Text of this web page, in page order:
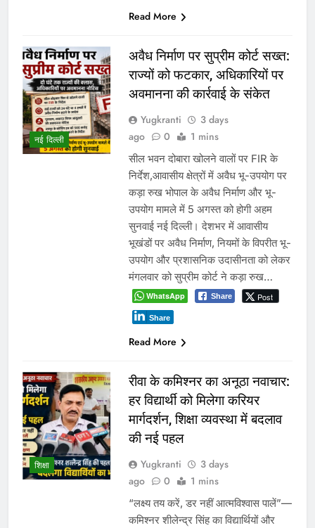
Read More
नई दिल्ली
अवैध निर्माण पर सुप्रीम कोर्ट सख्त:
राज्यों को फटकार, अधिकारियों पर
अवमानना की कार्रवाई के संकेत
Yugkranti
3 days
ago
0 1 mins
सील भवन दोबारा खोलने वालों पर FIR के
निर्देश,आवासीय क्षेत्रों में अवैध भू-उपयोग पर
कड़ा रुख भोपाल के अवैध निर्माण और भू-
उपयोग मामले में 5 अगस्त को होगी अहम
सुनवाई नई दिल्ली। देशभर में आवासीय
भूखंडों पर अवैध निर्माण, नियमों के विपरीत भू-
उपयोग और प्रशासनिक उदासीनता को लेकर
मंगलवार को सुप्रीम कोर्ट ने कड़ा रुख…
WhatsApp Share Post
Share
Read More
शिक्षा
रीवा के कमिश्नर का अनूठा नवाचार:
हर विद्यार्थी को मिलेगा करियर
मार्गदर्शन, शिक्षा व्यवस्था में बदलाव
की नई पहल
Yugkranti
3 days
ago
0 1 mins
“लक्ष्य तय करें, डर नहीं आत्मविश्वास पालें”—
कमिश्नर शीलेन्द्र सिंह का विद्यार्थियों और